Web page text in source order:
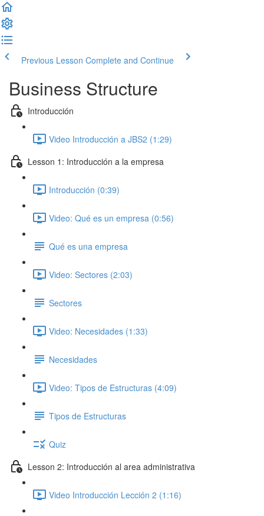
Previous Lesson Complete and Continue
Business Structure
Introducción
Video Introducción a JBS2 (1:29)
Lesson 1: Introducción a la empresa
Introducción (0:39)
Video: Qué es un empresa (0:56)
Qué es una empresa
Video: Sectores (2:03)
Sectores
Video: Necesidades (1:33)
Necesidades
Video: Tipos de Estructuras (4:09)
Tipos de Estructuras
Quiz
Lesson 2: Introducción al area administrativa
Video Introducción Lección 2 (1:16)